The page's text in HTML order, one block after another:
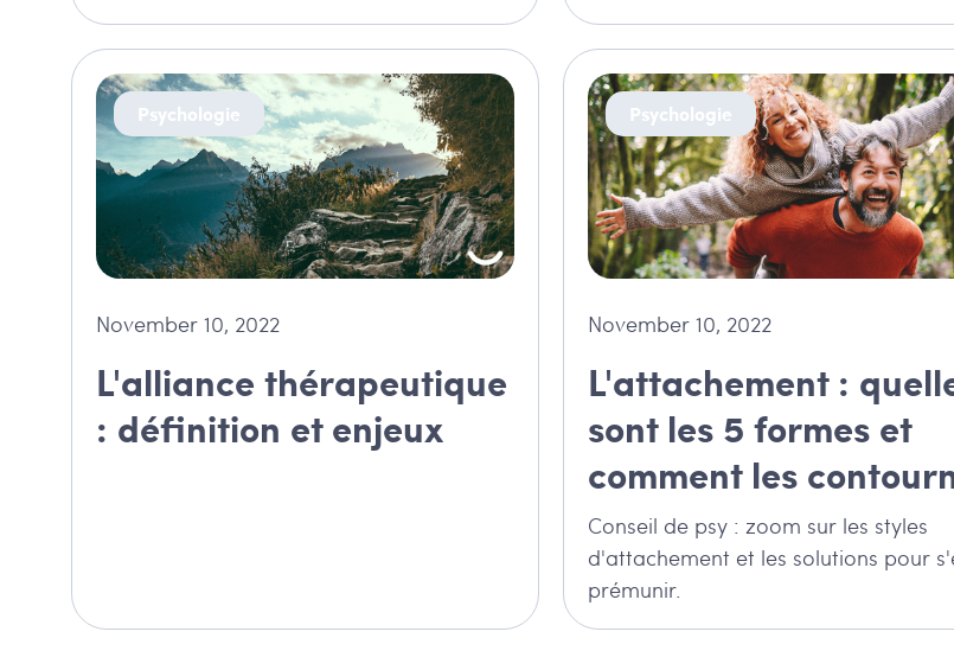
Psychologie
November 10, 2022
L'alliance thérapeutique
: définition et enjeux
Psychologie
November 10, 2022
L'attachement :
sont les 5 formes et
comment les
Conseil de psy : zoom sur les styles
d'attachement et les solutions pour
prémunir.